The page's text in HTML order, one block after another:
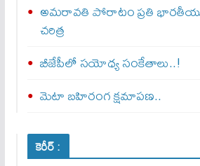
అమరావతి పోరాటం ప్రతి
చరిత్ర
బీజేపీలో సయోధ్య సంకేతాలు..!
మెటా బ‌హిరంగ క్షమాపణ..
కెరీర్ :